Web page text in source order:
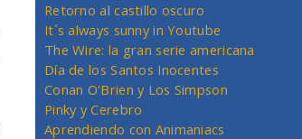
Retorno al castillo oscuro
It´s always sunny in Youtube
The Wire: la gran serie americana
Día de los Santos Inocentes
Conan O'Brien y Los Simpson
Pinky y Cerebro
Aprendiendo con Animaniacs